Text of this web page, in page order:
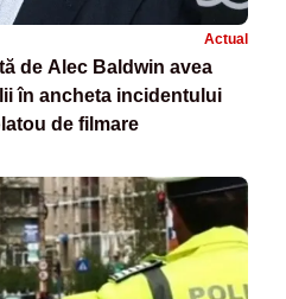
Actual
de Alec Baldwin avea
în ancheta incidentului
de filmare